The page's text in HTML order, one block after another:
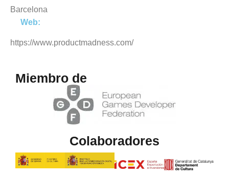
Barcelona
Web:
https://www.productmadness.com/
Miembro de
Colaboradores